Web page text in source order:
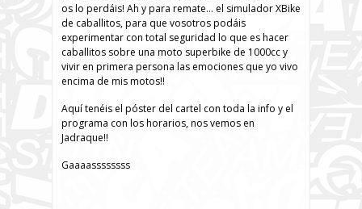
os lo perdáis! Ah y para remate… el simulador XBike
de caballitos, para que vosotros podáis
experimentar con total seguridad lo que es hacer
caballitos sobre una moto superbike de 1000cc y
vivir en primera persona las emociones que yo vivo
encima de mis motos!!
Aquí tenéis el póster del cartel con toda la info y el
programa con los horarios, nos vemos en
Jadraque!!
Gaaaassssssss